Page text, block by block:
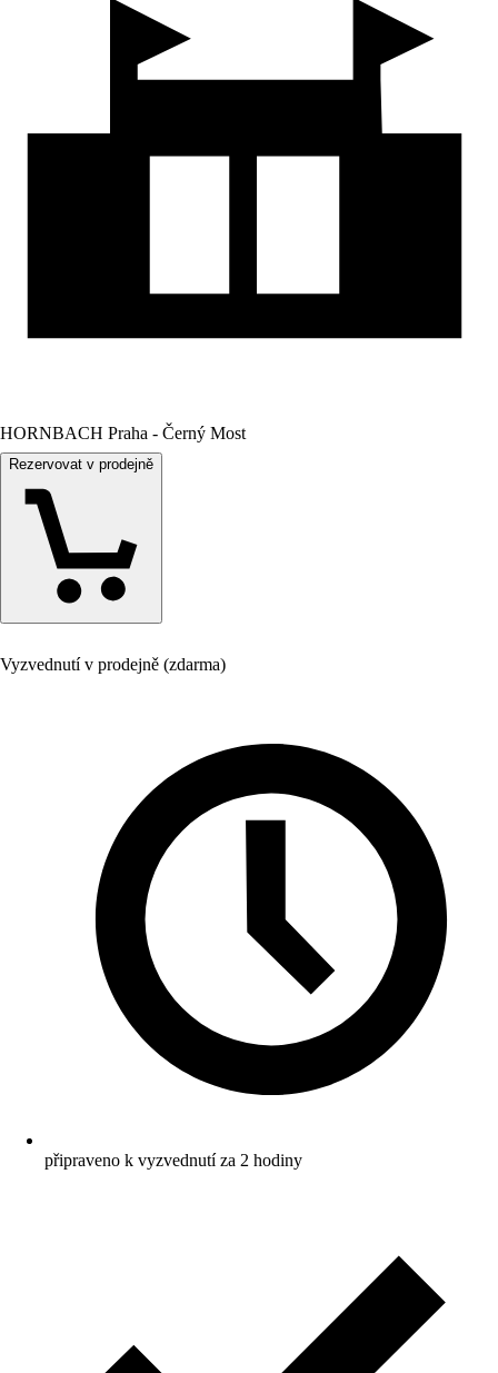
HORNBACH Praha - Černý Most
Rezervovat v prodejně
Vyzvednutí v prodejně (zdarma)
připraveno k vyzvednutí za 2 hodiny